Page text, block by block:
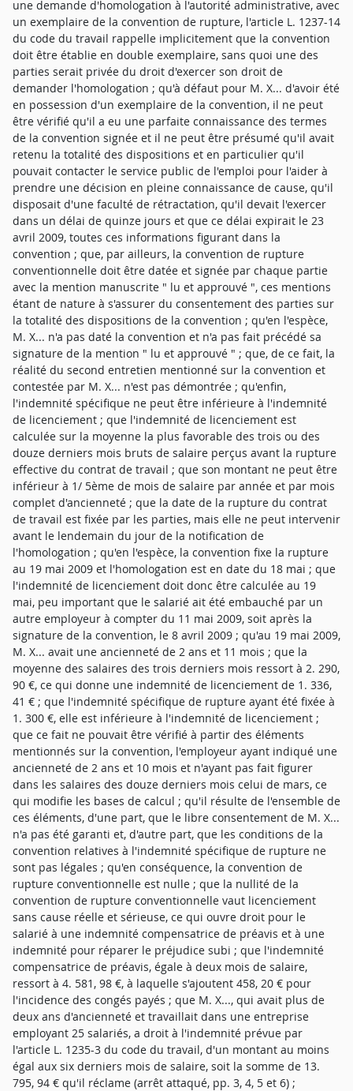
une demande d'homologation à l'autorité administrative, avec
un exemplaire de la convention de rupture, l'article L. 1237-14
du code du travail rappelle implicitement que la convention
doit être établie en double exemplaire, sans quoi une des
parties serait privée du droit d'exercer son droit de
demander l'homologation ; qu'à défaut pour M. X... d'avoir été
en possession d'un exemplaire de la convention, il ne peut
être vérifié qu'il a eu une parfaite connaissance des termes
de la convention signée et il ne peut être présumé qu'il avait
retenu la totalité des dispositions et en particulier qu'il
pouvait contacter le service public de l'emploi pour l'aider à
prendre une décision en pleine connaissance de cause, qu'il
disposait d'une faculté de rétractation, qu'il devait l'exercer
dans un délai de quinze jours et que ce délai expirait le 23
avril 2009, toutes ces informations figurant dans la
convention ; que, par ailleurs, la convention de rupture
conventionnelle doit être datée et signée par chaque partie
avec la mention manuscrite " lu et approuvé ", ces mentions
étant de nature à s'assurer du consentement des parties sur
la totalité des dispositions de la convention ; qu'en l'espèce,
M. X... n'a pas daté la convention et n'a pas fait précédé sa
signature de la mention " lu et approuvé " ; que, de ce fait, la
réalité du second entretien mentionné sur la convention et
contestée par M. X... n'est pas démontrée ; qu'enfin,
l'indemnité spécifique ne peut être inférieure à l'indemnité
de licenciement ; que l'indemnité de licenciement est
calculée sur la moyenne la plus favorable des trois ou des
douze derniers mois bruts de salaire perçus avant la rupture
effective du contrat de travail ; que son montant ne peut être
inférieur à 1/ 5ème de mois de salaire par année et par mois
complet d'ancienneté ; que la date de la rupture du contrat
de travail est fixée par les parties, mais elle ne peut intervenir
avant le lendemain du jour de la notification de
l'homologation ; qu'en l'espèce, la convention fixe la rupture
au 19 mai 2009 et l'homologation est en date du 18 mai ; que
l'indemnité de licenciement doit donc être calculée au 19
mai, peu important que le salarié ait été embauché par un
autre employeur à compter du 11 mai 2009, soit après la
signature de la convention, le 8 avril 2009 ; qu'au 19 mai 2009,
M. X... avait une ancienneté de 2 ans et 11 mois ; que la
moyenne des salaires des trois derniers mois ressort à 2. 290,
90 €, ce qui donne une indemnité de licenciement de 1. 336,
41 € ; que l'indemnité spécifique de rupture ayant été fixée à
1. 300 €, elle est inférieure à l'indemnité de licenciement ;
que ce fait ne pouvait être vérifié à partir des éléments
mentionnés sur la convention, l'employeur ayant indiqué une
ancienneté de 2 ans et 10 mois et n'ayant pas fait figurer
dans les salaires des douze derniers mois celui de mars, ce
qui modifie les bases de calcul ; qu'il résulte de l'ensemble de
ces éléments, d'une part, que le libre consentement de M. X...
n'a pas été garanti et, d'autre part, que les conditions de la
convention relatives à l'indemnité spécifique de rupture ne
sont pas légales ; qu'en conséquence, la convention de
rupture conventionnelle est nulle ; que la nullité de la
convention de rupture conventionnelle vaut licenciement
sans cause réelle et sérieuse, ce qui ouvre droit pour le
salarié à une indemnité compensatrice de préavis et à une
indemnité pour réparer le préjudice subi ; que l'indemnité
compensatrice de préavis, égale à deux mois de salaire,
ressort à 4. 581, 98 €, à laquelle s'ajoutent 458, 20 € pour
l'incidence des congés payés ; que M. X..., qui avait plus de
deux ans d'ancienneté et travaillait dans une entreprise
employant 25 salariés, a droit à l'indemnité prévue par
l'article L. 1235-3 du code du travail, d'un montant au moins
égal aux six derniers mois de salaire, soit la somme de 13.
795, 94 € qu'il réclame (arrêt attaqué, pp. 3, 4, 5 et 6) ;